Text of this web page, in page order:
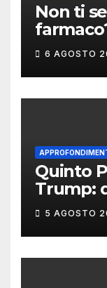
Non ti
reazione
6 AGOSTO
Quinto
Trump:
smette
potere e
5 AGOSTO